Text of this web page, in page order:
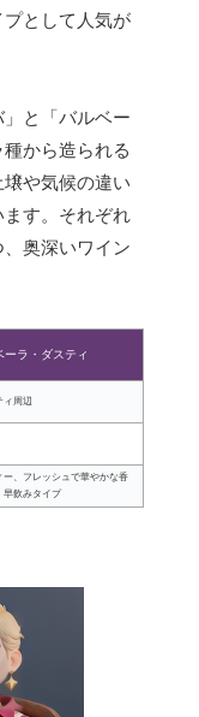
として人気が
と「バルベー
から造られる
や気候の違い
す。それぞれ
奥深いワイン
ーラ・ダスティ
ィ周辺
ー、フレッシュで華やかな香
早飲みタイプ